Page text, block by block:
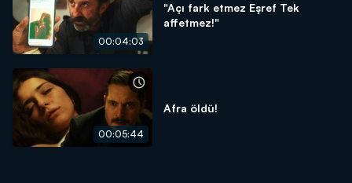
00:04:03
"Açı fark etmez Eşref Tek
affetmez!"
00:05:44
Afra öldü!